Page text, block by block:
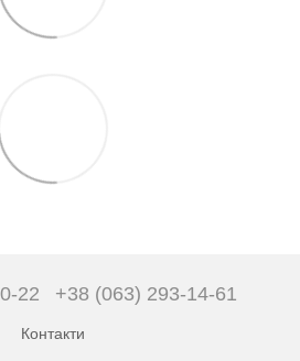
22 +38 (063) 293-14-61
Контакти